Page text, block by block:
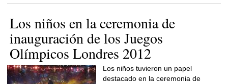
Los niños en la ceremonia de
inauguración de los Juegos
Olímpicos Londres 2012
Los niños tuvieron un papel
destacado en la ceremonia de